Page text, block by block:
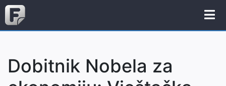
Dobitnik Nobela za